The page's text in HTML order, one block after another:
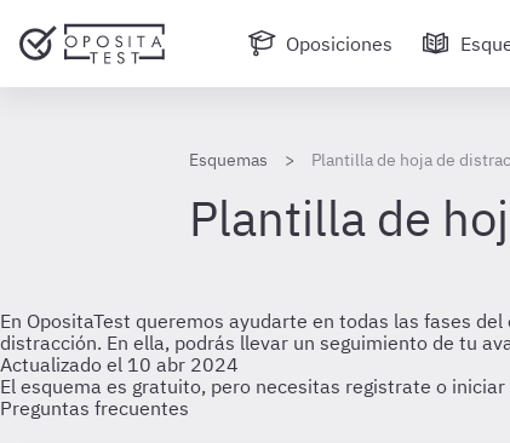
Oposiciones
Esquemas Plantilla de hoja de
Plantilla de
En OpositaTest queremos ayudarte en todas las fases
distracción. En ella, podrás llevar un seguimiento de tu
Actualizado el 10 abr 2024
El esquema es gratuito, pero necesitas registrate o
Preguntas frecuentes